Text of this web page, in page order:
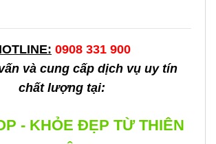
0908 331 900
và cung cấp dịch vụ uy tín
chất lượng tại:
- KHỎE ĐẸP TỪ THIÊN